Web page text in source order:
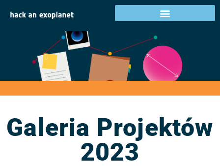
Galeria Projektów
Galeria Projektów
2023